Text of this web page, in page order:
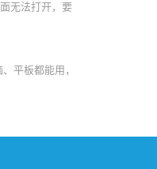
无法打开，要
平板都能用，